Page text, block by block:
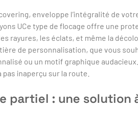
enveloppe l’intégralité de
UCe type de flocage offre une
rayures, les éclats, et même la
de personnalisation, que vous
ou un motif graphique
inaperçu sur la route.
partiel : une solution